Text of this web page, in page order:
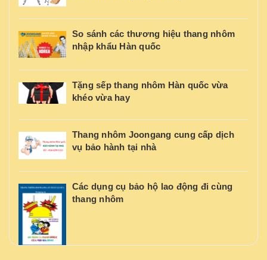
So sánh các thương hiệu thang nhôm
nhập khẩu Hàn quốc
Tặng sếp thang nhôm Hàn quốc vừa
khéo vừa hay
Thang nhôm Joongang cung cấp dịch
vụ bảo hành tại nhà
Các dụng cụ bảo hộ lao động đi cùng
thang nhôm